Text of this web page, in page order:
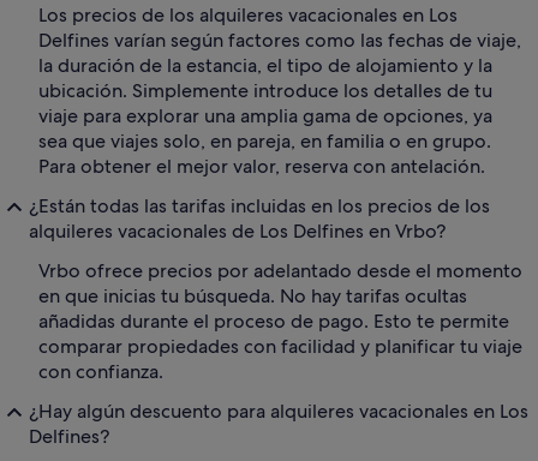
Los precios de los alquileres vacacionales en Los
Delfines varían según factores como las fechas de viaje,
la duración de la estancia, el tipo de alojamiento y la
ubicación. Simplemente introduce los detalles de tu
viaje para explorar una amplia gama de opciones, ya
sea que viajes solo, en pareja, en familia o en grupo.
Para obtener el mejor valor, reserva con antelación.
¿Están todas las tarifas incluidas en los precios de los
alquileres vacacionales de Los Delfines en Vrbo?
Vrbo ofrece precios por adelantado desde el momento
en que inicias tu búsqueda. No hay tarifas ocultas
añadidas durante el proceso de pago. Esto te permite
comparar propiedades con facilidad y planificar tu viaje
con confianza.
¿Hay algún descuento para alquileres vacacionales en Los
Delfines?